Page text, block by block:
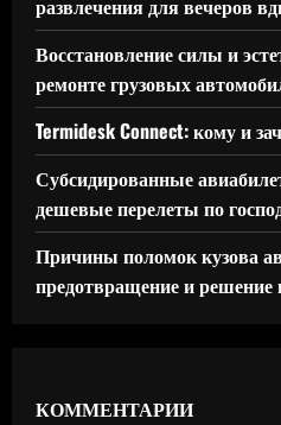
развлечения для вечеров
Восстановление силы и
ремонте грузовых
Termidesk Connect: кому и
Субсидированные
дешевые перелеты по
Причины поломок кузова
предотвращение и решение
КОММЕНТАРИИ